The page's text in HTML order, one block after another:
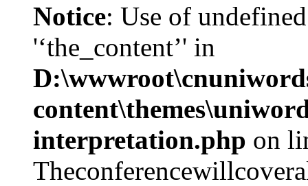
Notice: Use of
'‘the_content’' in
interpretation.php on